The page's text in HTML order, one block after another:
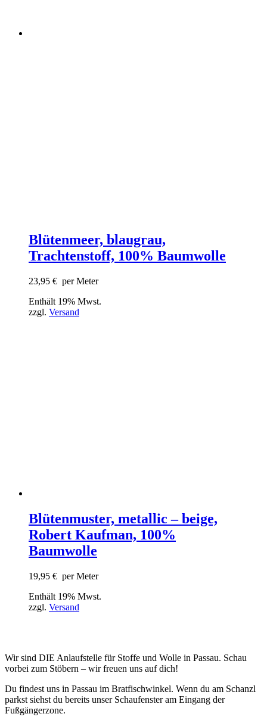
Blütenmeer, blaugrau,
Trachtenstoff, 100% Baumwolle
23,95 € per Meter
Enthält 19% Mwst.
zzgl. Versand
Blütenmuster, metallic – beige,
Robert Kaufman, 100%
Baumwolle
19,95 € per Meter
Enthält 19% Mwst.
zzgl. Versand
Wir sind DIE Anlaufstelle für Stoffe und Wolle in Passau. Schau
vorbei zum Stöbern – wir freuen uns auf dich!
Du findest uns in Passau im Bratfischwinkel. Wenn du am Schanzl
parkst siehst du bereits unser Schaufenster am Eingang der
Fußgängerzone.